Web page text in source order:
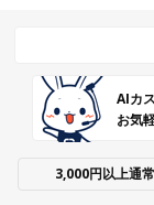
AIカ
お気
3,000円以上通